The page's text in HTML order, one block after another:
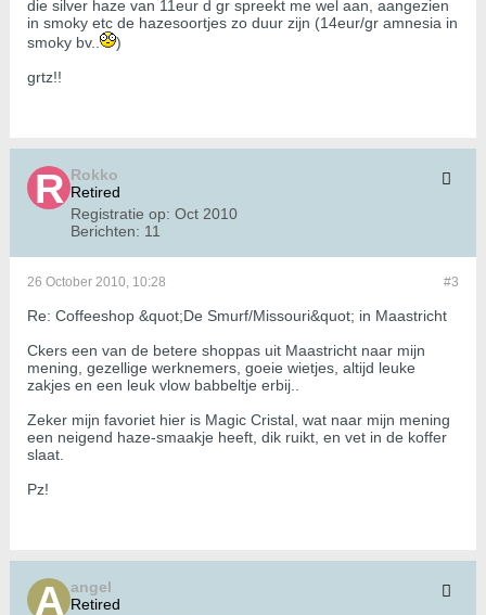
die silver haze van 11eur d gr spreekt me wel aan, aangezien
in smoky etc de hazesoortjes zo duur zijn (14eur/gr amnesia in
smoky bv..
)
grtz!!
Rokko
Retired
Registratie op: Oct 2010
Berichten: 11
#3
26 October 2010, 10:28
Re: Coffeeshop &quot;De Smurf/Missouri&quot; in Maastricht
Ckers een van de betere shoppas uit Maastricht naar mijn
mening, gezellige werknemers, goeie wietjes, altijd leuke
zakjes en een leuk vlow babbeltje erbij..
Zeker mijn favoriet hier is Magic Cristal, wat naar mijn mening
een neigend haze-smaakje heeft, dik ruikt, en vet in de koffer
slaat.
Pz!
angel
Retired